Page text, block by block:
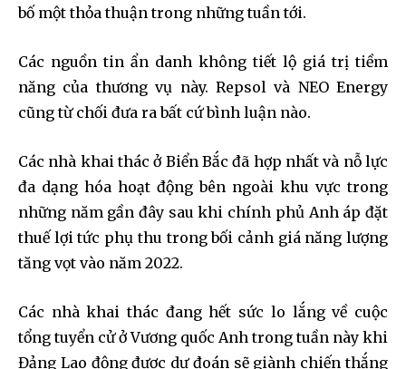
bố một thỏa thuận trong những tuần tới.
Các nguồn tin ẩn danh không tiết lộ giá trị tiềm
năng của thương vụ này. Repsol và NEO Energy
cũng từ chối đưa ra bất cứ bình luận nào.
Các nhà khai thác ở Biển Bắc đã hợp nhất và nỗ lực
đa dạng hóa hoạt động bên ngoài khu vực trong
những năm gần đây sau khi chính phủ Anh áp đặt
thuế lợi tức phụ thu trong bối cảnh giá năng lượng
tăng vọt vào năm 2022.
Các nhà khai thác đang hết sức lo lắng về cuộc
tổng tuyển cử ở Vương quốc Anh trong tuần này khi
Đảng Lao động được dự đoán sẽ giành chiến thắng